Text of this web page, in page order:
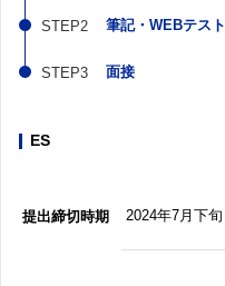
筆記・WEBテスト
面接
ES
提出締切時期 2024年7月下旬